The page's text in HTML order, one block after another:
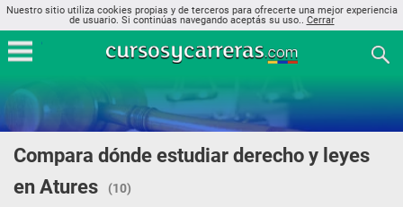
Nuestro sitio utiliza cookies propias y de terceros para ofrecerte una mejor experiencia
de usuario. Si continúas navegando aceptás su uso.. Cerrar
Compara dónde estudiar derecho y leyes
en Atures
(10)